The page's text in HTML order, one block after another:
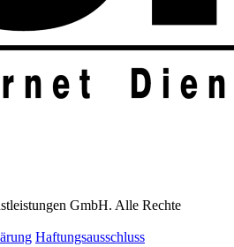
GmbH. Alle Rechte
Haftungsausschluss